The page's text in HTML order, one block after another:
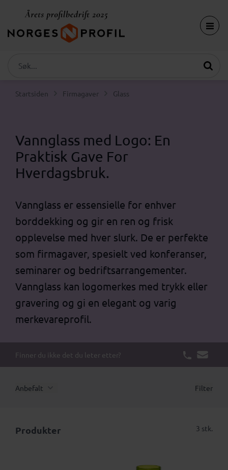
Startsiden Firmagaver Glass
Vannglass med Logo: En
Praktisk Gave For
Hverdagsbruk.
Vannglass er essensielle for enhver
borddekking og gir en ren og frisk
opplevelse med hver slurk. De er perfekte
som firmagaver, spesielt ved konferanser,
seminarer og bedriftsarrangementer.
Vannglass kan logomerkes med trykk eller
gravering og gi en elegant og varig
merkevareprofil.
Finner du ikke det du leter etter?
Anbefalt Filter
Produkter 3 stk.